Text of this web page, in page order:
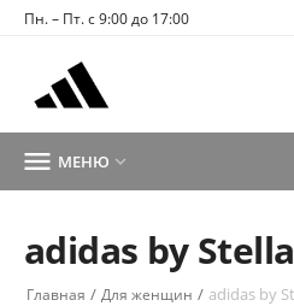
Пн. – Пт. с 9:00 до 17:00
 МЕНЮ 
adidas by
Главная / Для женщин / adidas by